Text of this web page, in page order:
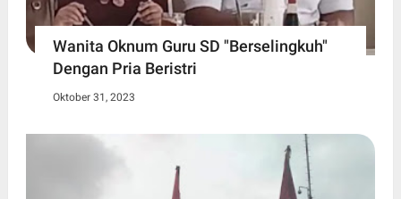
Wanita Oknum Guru SD "Berselingkuh"
Dengan Pria Beristri
Oktober 31, 2023